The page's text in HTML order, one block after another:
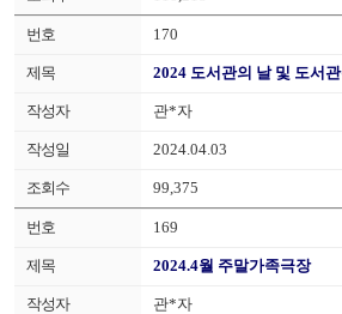
170
2024 도서관의 날 및 도서
관*자
2024.04.03
99,375
169
2024.4월 주말가족극장
관*자